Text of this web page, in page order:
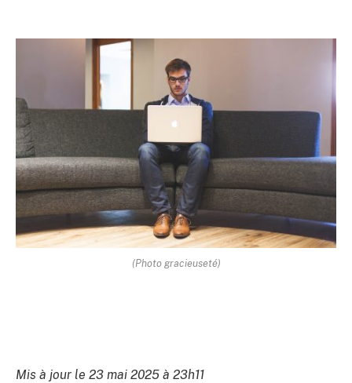
(Photo gracieuseté)
Mis à jour le 23 mai 2025 à 23h11